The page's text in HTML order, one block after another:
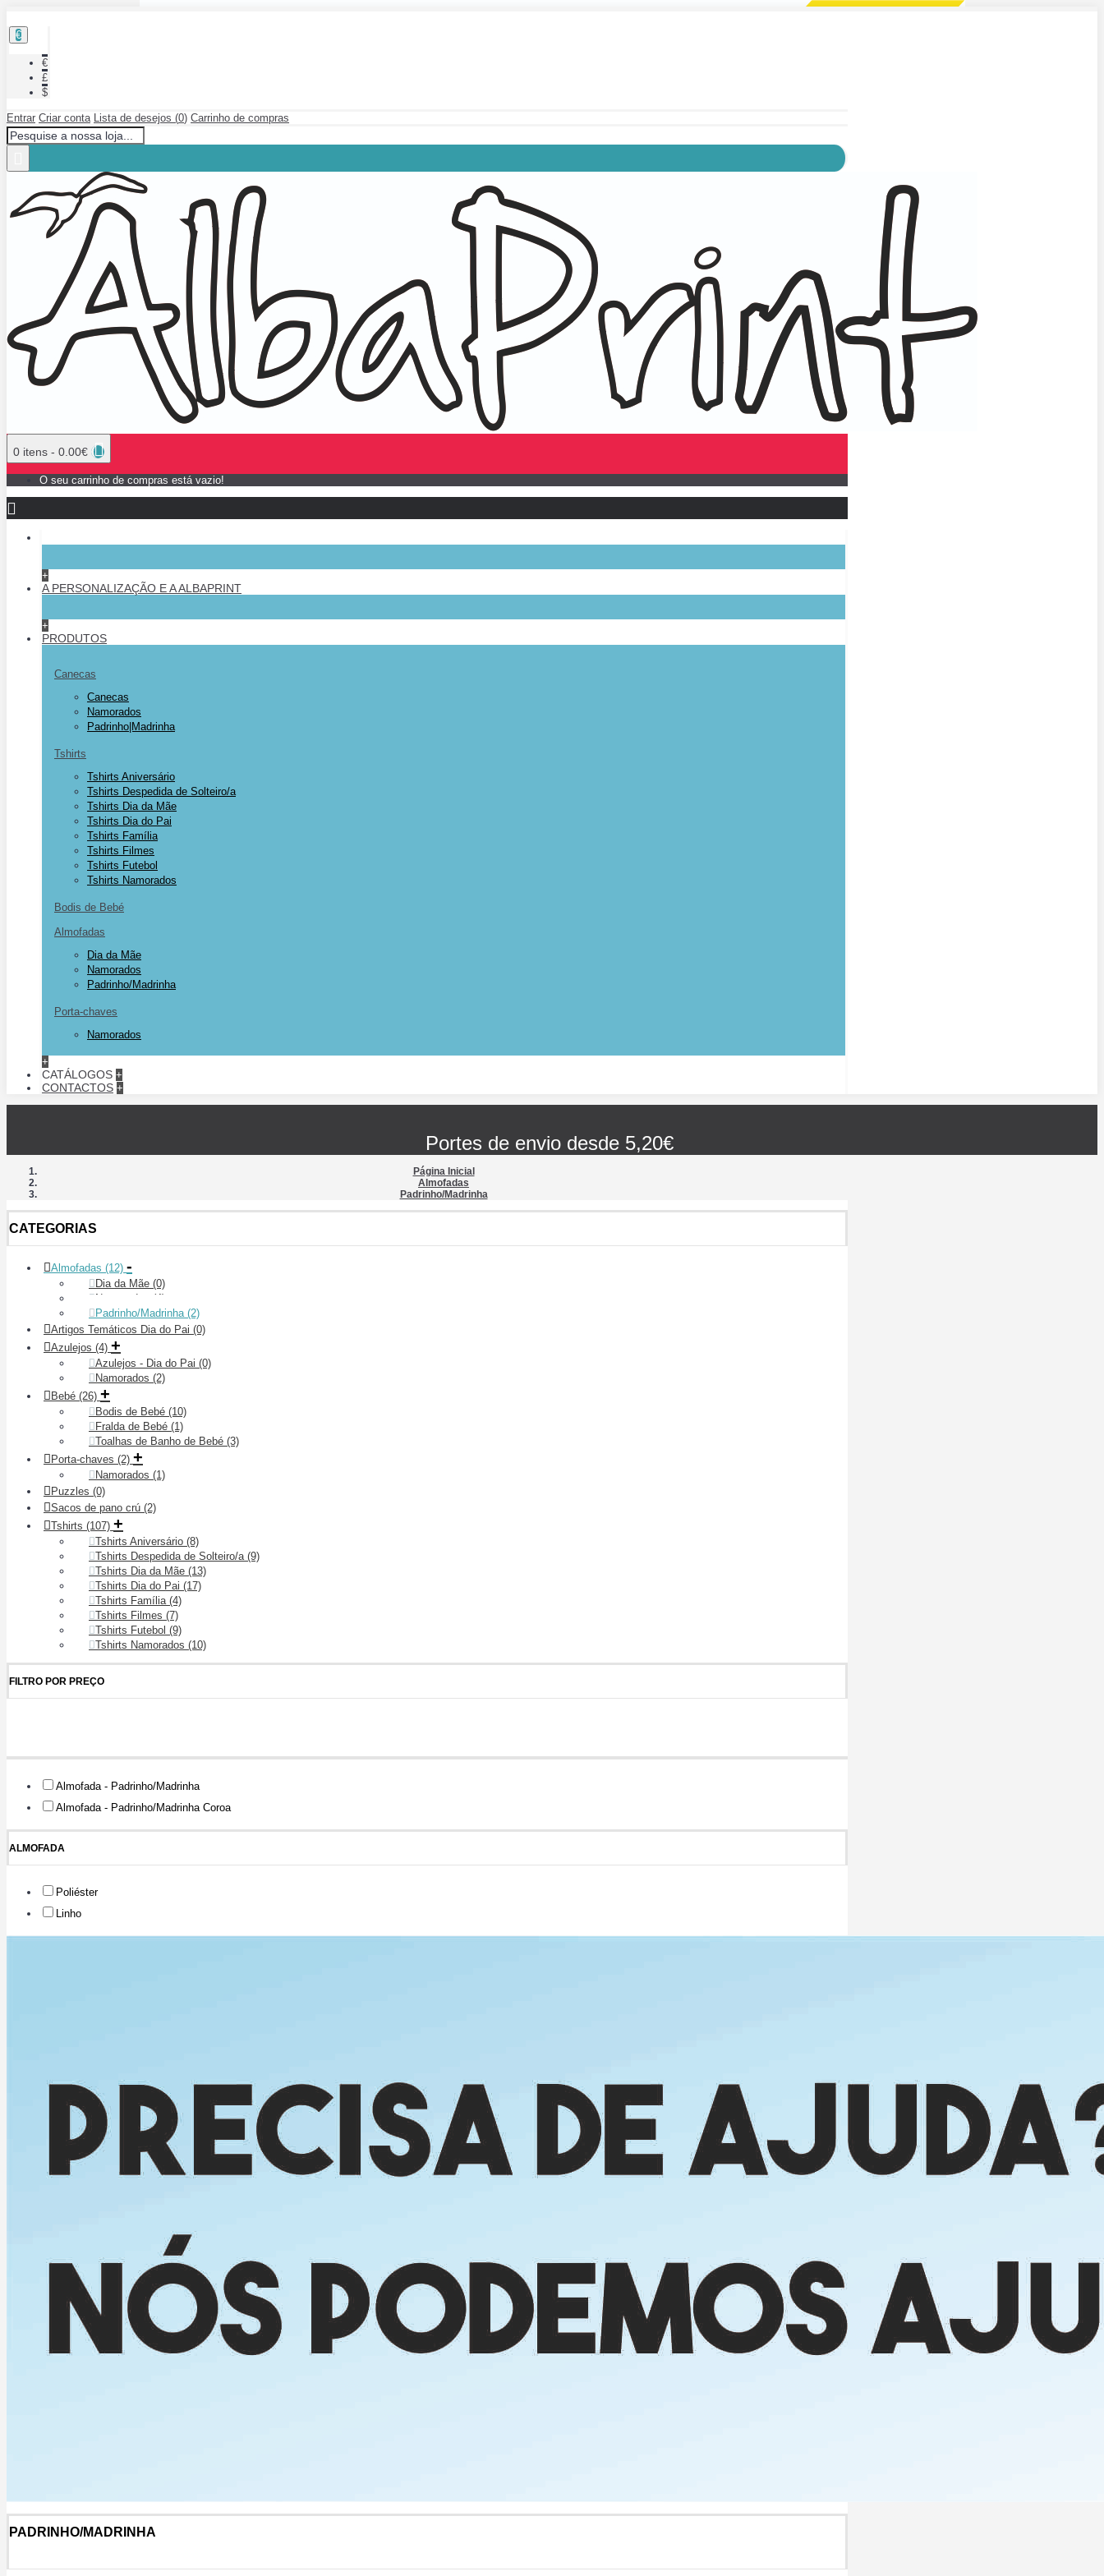
€
€
£
$
Entrar Criar conta Lista de desejos (0) Carrinho de compras
0 itens - 0.00€
O seu carrinho de compras está vazio!
+
A PERSONALIZAÇÃO E A ALBAPRINT
+
PRODUTOS
Canecas
Canecas
Namorados
Padrinho|Madrinha
Tshirts
Tshirts Aniversário
Tshirts Despedida de Solteiro/a
Tshirts Dia da Mãe
Tshirts Dia do Pai
Tshirts Família
Tshirts Filmes
Tshirts Futebol
Tshirts Namorados
Bodis de Bebé
Almofadas
Dia da Mãe
Namorados
Padrinho/Madrinha
Porta-chaves
Namorados
+
CATÁLOGOS +
CONTACTOS +
Portes de envio desde 5,20€
Página Inicial
Almofadas
Padrinho/Madrinha
CATEGORIAS
Almofadas (12) -
Dia da Mãe (0)
Namorados
(4)
Padrinho/Madrinha (2)
Artigos Temáticos Dia do Pai (0)
Azulejos (4) +
Azulejos - Dia do Pai (0)
Namorados (2)
Bebé (26) +
Bodis de Bebé (10)
Fralda de Bebé (1)
Toalhas de Banho de Bebé (3)
Porta-chaves (2) +
Namorados (1)
Puzzles (0)
Sacos de pano crú (2)
Tshirts (107) +
Tshirts Aniversário (8)
Tshirts Despedida de Solteiro/a (9)
Tshirts Dia da Mãe (13)
Tshirts Dia do Pai (17)
Tshirts Família (4)
Tshirts Filmes (7)
Tshirts Futebol (9)
Tshirts Namorados (10)
FILTRO POR PREÇO
Almofada - Padrinho/Madrinha
Almofada - Padrinho/Madrinha Coroa
ALMOFADA
Poliéster
Linho
PADRINHO/MADRINHA